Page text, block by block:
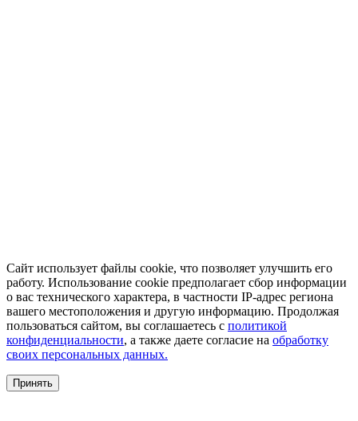
Сайт использует файлы cookie, что позволяет улучшить его
работу. Использование cookie предполагает сбор информации
о вас технического характера, в частности IP-адрес региона
вашего местоположения и другую информацию. Продолжая
пользоваться сайтом, вы соглашаетесь с политикой
конфиденциальности, а также даете согласие на обработку
своих персональных данных.
Принять